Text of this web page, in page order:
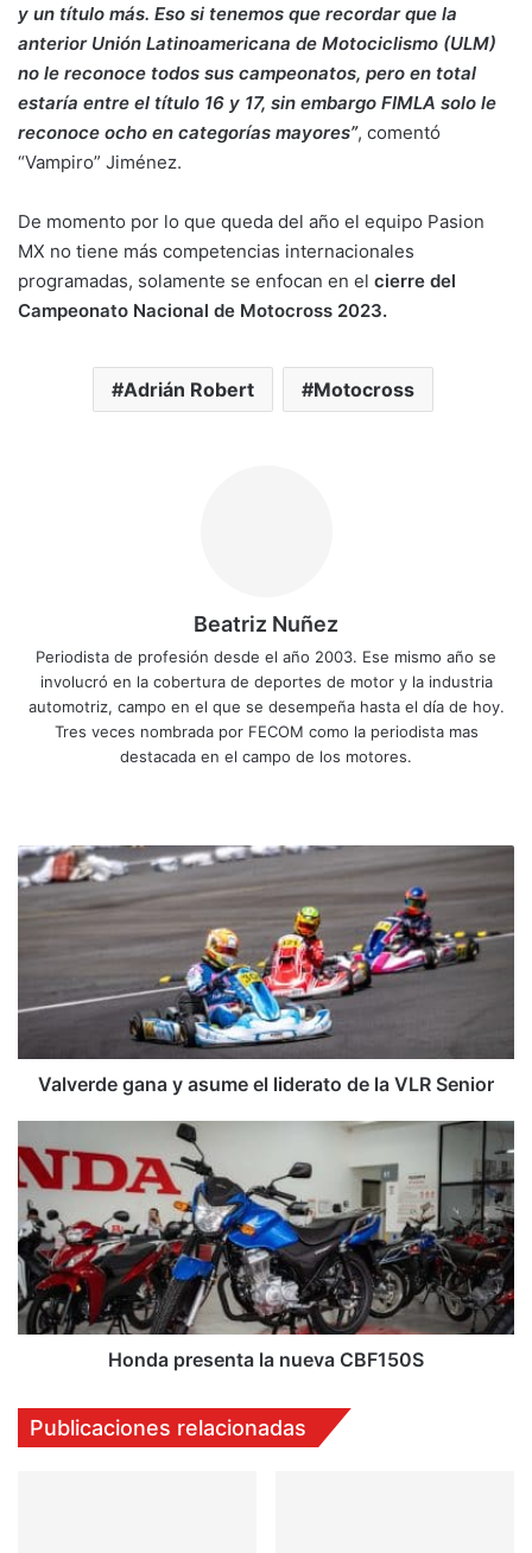
y un título más. Eso si tenemos que recordar que la
anterior Unión Latinoamericana de Motociclismo (ULM)
no le reconoce todos sus campeonatos, pero en total
estaría entre el título 16 y 17, sin embargo FIMLA solo le
reconoce ocho en categorías mayores”, comentó
“Vampiro” Jiménez.
De momento por lo que queda del año el equipo Pasion
MX no tiene más competencias internacionales
programadas, solamente se enfocan en el cierre del
Campeonato Nacional de Motocross 2023.
Adrián Robert Motocross
Beatriz Nuñez
Periodista de profesión desde el año 2003. Ese mismo año se
involucró en la cobertura de deportes de motor y la industria
automotriz, campo en el que se desempeña hasta el día de hoy.
Tres veces nombrada por FECOM como la periodista mas
destacada en el campo de los motores.
Valverde
gana
de
VLR
Senior
Valverde gana y asume el liderato de la VLR Senior
presenta
la
nueva
CBF150S
Honda presenta la nueva CBF150S
Publicaciones relacionadas